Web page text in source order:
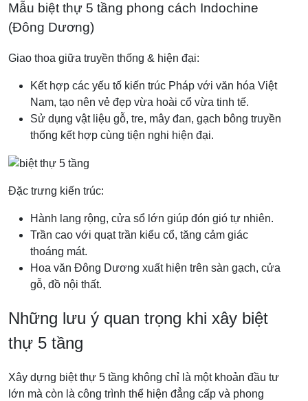
Mẫu biệt thự 5 tầng phong cách Indochine
(Đông Dương)
Giao thoa giữa truyền thống & hiện đại:
Kết hợp các yếu tố kiến trúc Pháp với văn hóa Việt
Nam, tạo nên vẻ đẹp vừa hoài cổ vừa tinh tế.
Sử dụng vật liệu gỗ, tre, mây đan, gạch bông truyền
thống kết hợp cùng tiện nghi hiện đại.
Đặc trưng kiến trúc:
Hành lang rộng, cửa sổ lớn giúp đón gió tự nhiên.
Trần cao với quạt trần kiểu cổ, tăng cảm giác
thoáng mát.
Hoa văn Đông Dương xuất hiện trên sàn gạch, cửa
gỗ, đồ nội thất.
Những lưu ý quan trọng khi xây biệt
thự 5 tầng
Xây dựng biệt thự 5 tầng không chỉ là một khoản đầu tư
lớn mà còn là công trình thể hiện đẳng cấp và phong